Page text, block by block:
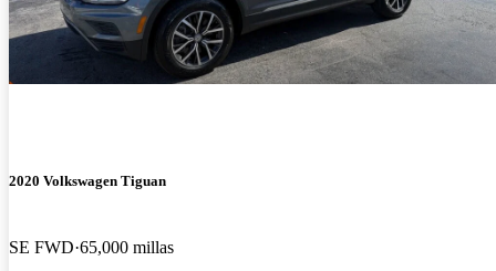
2020 Volkswagen Tiguan
SE FWD 65,000 millas